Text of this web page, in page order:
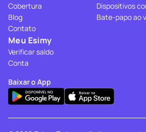
Cobertura
Blog
Contato
Dispositivos
Bate-papo ao
Meu Esimy
Verificar saldo
Conta
Baixar o App